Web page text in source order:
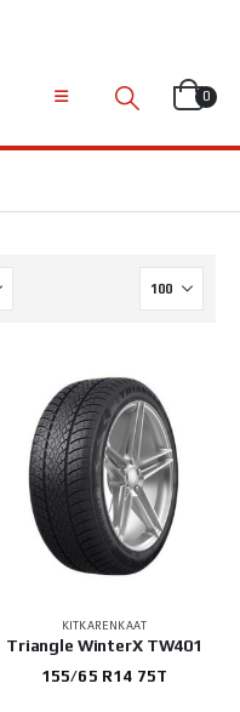
0
KITKARENKAAT
Triangle WinterX TW401
155/65 R14 75T